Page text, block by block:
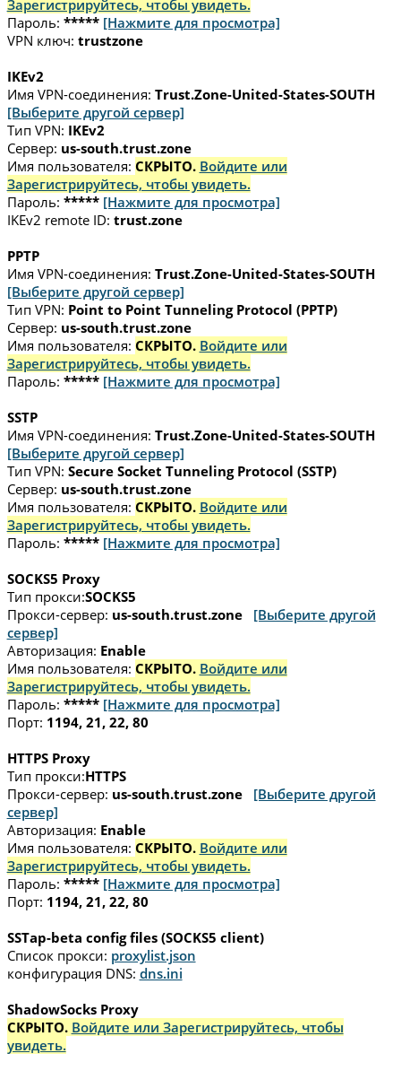
Зарегистрируйтесь, чтобы увидеть.
Пароль: ***** [Нажмите для просмотра]
VPN ключ: trustzone
IKEv2
Имя VPN-соединения: Trust.Zone-United-States-SOUTH
[Выберите другой сервер]
Тип VPN: IKEv2
Сервер: us-south.trust.zone
Имя пользователя: СКРЫТО. Войдите или
Зарегистрируйтесь, чтобы увидеть.
Пароль: ***** [Нажмите для просмотра]
IKEv2 remote ID: trust.zone
PPTP
Имя VPN-соединения: Trust.Zone-United-States-SOUTH
[Выберите другой сервер]
Тип VPN: Point to Point Tunneling Protocol (PPTP)
Сервер: us-south.trust.zone
Имя пользователя: СКРЫТО. Войдите или
Зарегистрируйтесь, чтобы увидеть.
Пароль: ***** [Нажмите для просмотра]
SSTP
Имя VPN-соединения: Trust.Zone-United-States-SOUTH
[Выберите другой сервер]
Тип VPN: Secure Socket Tunneling Protocol (SSTP)
Сервер: us-south.trust.zone
Имя пользователя: СКРЫТО. Войдите или
Зарегистрируйтесь, чтобы увидеть.
Пароль: ***** [Нажмите для просмотра]
SOCKS5 Proxy
Тип прокси:SOCKS5
Прокси-сервер: us-south.trust.zone
[Выберите другой
сервер]
Авторизация: Enable
Имя пользователя: СКРЫТО. Войдите или
Зарегистрируйтесь, чтобы увидеть.
Пароль: ***** [Нажмите для просмотра]
Порт: 1194, 21, 22, 80
HTTPS Proxy
Тип прокси:HTTPS
Прокси-сервер: us-south.trust.zone
[Выберите другой
сервер]
Авторизация: Enable
Имя пользователя: СКРЫТО. Войдите или
Зарегистрируйтесь, чтобы увидеть.
Пароль: ***** [Нажмите для просмотра]
Порт: 1194, 21, 22, 80
SSTap-beta config files (SOCKS5 client)
Список прокси: proxylist.json
конфигурация DNS: dns.ini
ShadowSocks Proxy
СКРЫТО. Войдите или Зарегистрируйтесь, чтобы
увидеть.